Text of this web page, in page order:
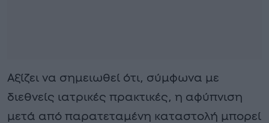
Αξίζει να σημειωθεί ότι, σύμφωνα με
διεθνείς ιατρικές πρακτικές, η αφύπνιση
μετά από παρατεταμένη καταστολή μπορεί